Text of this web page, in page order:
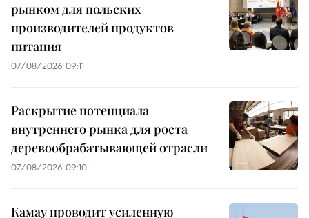
рынком для польских
производителей продуктов
питания
07/08/2026 09:11
Раскрытие потенциала
внутреннего рынка для роста
деревообрабатывающей отрасли
07/08/2026 09:10
Камау проводит усиленную